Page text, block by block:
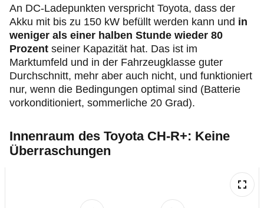
An DC-Ladepunkten verspricht Toyota, dass der
Akku mit bis zu 150 kW befüllt werden kann und in
weniger als einer halben Stunde wieder 80
Prozent seiner Kapazität hat. Das ist im
Marktumfeld und in der Fahrzeugklasse guter
Durchschnitt, mehr aber auch nicht, und funktioniert
nur, wenn die Bedingungen optimal sind (Batterie
vorkonditioniert, sommerliche 20 Grad).
Innenraum des Toyota CH-R+: Keine
Überraschungen